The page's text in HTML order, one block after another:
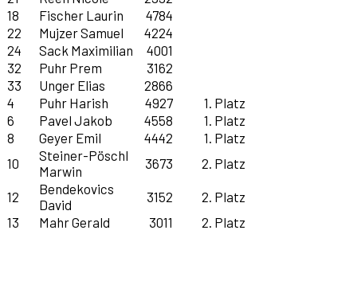
18
Fischer Laurin
4784
22
Mujzer Samuel
4224
24
Sack Maximilian
4001
32
Puhr Prem
3162
33
Unger Elias
2866
4
Puhr Harish 4927
1. Platz
6
Pavel Jakob 4558
1. Platz
8
Geyer Emil 4442
1. Platz
10
Steiner-Pöschl
Marwin
3673 2. Platz
12
Bendekovics
David
3152
2. Platz
13
Mahr Gerald 3011 2. Platz